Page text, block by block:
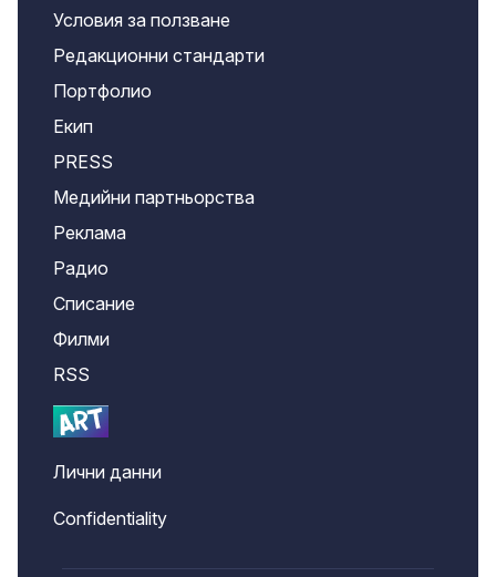
Условия за ползване
Редакционни стандарти
Портфолио
Екип
PRESS
Медийни партньорства
Реклама
Радио
Списание
Филми
RSS
Лични данни
Confidentiality